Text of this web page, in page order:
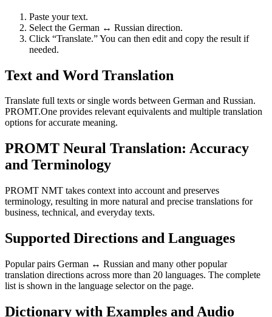
Paste your text.
Select the German ↔ Russian direction.
Click “Translate.” You can then edit and copy the result if
needed.
Text and Word Translation
Translate full texts or single words between German and Russian.
PROMT.One provides relevant equivalents and multiple translation
options for accurate meaning.
PROMT Neural Translation: Accuracy
and Terminology
PROMT NMT takes context into account and preserves
terminology, resulting in more natural and precise translations for
business, technical, and everyday texts.
Supported Directions and Languages
Popular pairs German ↔ Russian and many other popular
translation directions across more than 20 languages. The complete
list is shown in the language selector on the page.
Dictionary with Examples and Audio